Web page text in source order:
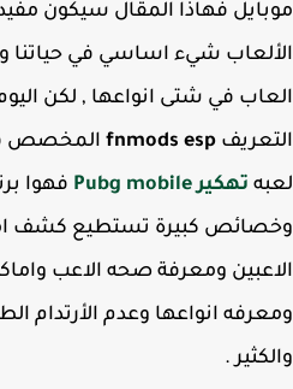
فهاذا المقال سيكون
شيء اساسي في حياتنا
في شتى انواعها , لكن اليوم
fnmods espالمخصص في
تهكير Pubg mobile
فهوا
كبيرة تستطيع كشف
ومعرفة صحه الاعب واماكن
انواعها وعدم الأرتدام
.